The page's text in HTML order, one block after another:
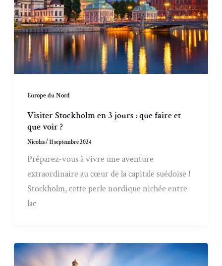
Europe du Nord
Visiter Stockholm en 3 jours : que faire et
que voir ?
Nicolas/11 septembre 2024
Préparez-vous à vivre une aventure
extraordinaire au cœur de la capitale suédoise !
Stockholm, cette perle nordique nichée entre
lac